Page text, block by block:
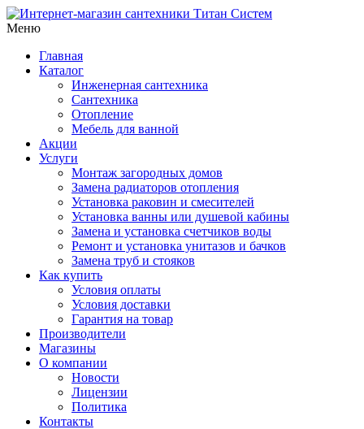
Меню
Главная
Каталог
Инженерная сантехника
Сантехника
Отопление
Мебель для ванной
Акции
Услуги
Монтаж загородных домов
Замена радиаторов отопления
Установка раковин и смесителей
Установка ванны или душевой кабины
Замена и установка счетчиков воды
Ремонт и установка унитазов и бачков
Замена труб и стояков
Как купить
Условия оплаты
Условия доставки
Гарантия на товар
Производители
Магазины
О компании
Новости
Лицензии
Политика
Контакты